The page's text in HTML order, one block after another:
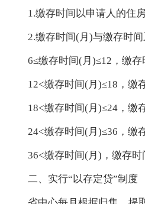
1.缴存时间以申请人的住房
2.缴存时间(月)与缴存时间
6≤缴存时间(月)≤12，缴存
12<缴存时间(月)≤18，缴
18<缴存时间(月)≤24，缴
24<缴存时间(月)≤36，缴
36<缴存时间(月)，缴存时
二、实行“以存定贷”制度